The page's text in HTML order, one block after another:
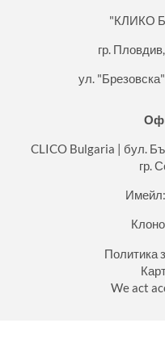
"КЛИКО
гр.
ул.
CLICO Bulgaria | бул.
гр.
Имейл:
Политика
We act